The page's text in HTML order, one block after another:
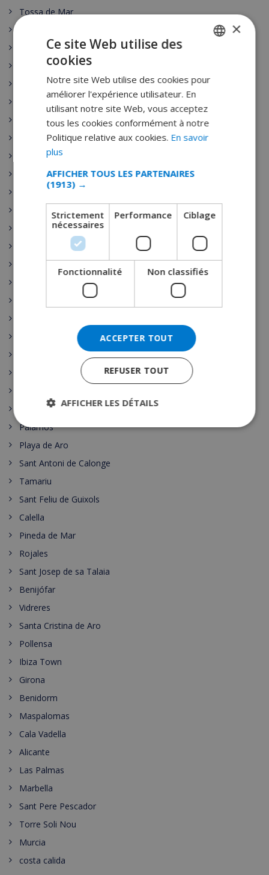
Tossa de Mar
Mallorca
Menorca
Costa Dorada
Calonge
Palamos
Playa de Aro
Sant Antoni de Calonge
Tamariu
Sant Feliu de Guixols
Calella
Pineda de Mar
Rojales
Sant Josep de sa Talaia
Benijófar
Vidreres
Santa Cristina de Aro
Pollensa
Ibiza Town
Girona
Benidorm
Maspalomas
Cala Vadella
Alicante
Las Palmas
Marbella
Sant Pere Pescador
Torre Soli Nou
Murcia
costa calida
DUTCH
SPANISH
GERMAN
DANISH
×
Ce site Web utilise des
cookies
Notre site Web utilise des cookies pour
améliorer l'expérience utilisateur. En
utilisant notre site Web, vous acceptez
tous les cookies conformément à notre
Politique relative aux cookies. En savoir
plus
AFFICHER TOUS LES PARTENAIRES
(1913) →
Strictement
nécessaires
Performance Ciblage
Fonctionnalité Non classifiés
ACCEPTER TOUT
REFUSER TOUT
AFFICHER LES DÉTAILS